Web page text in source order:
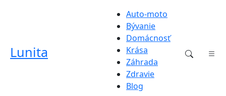
Lunita
Auto-moto
Bývanie
Domácnosť
Krása
Záhrada
Zdravie
Blog